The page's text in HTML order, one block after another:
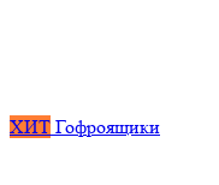
ХИТ Гофроящики